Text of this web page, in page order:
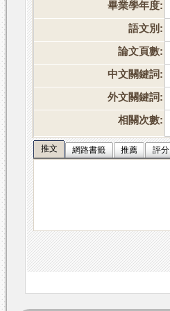
畢業學年度:
語文別:
論文頁數:
中文關鍵詞:
外文關鍵詞:
相關次數:
推文 網路書籤 推薦 評分